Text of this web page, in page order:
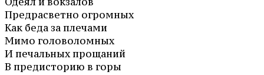
Предрасветно огромных
Как беда за плечами
Мимо головоломных
И печальных прощаний
В предисторию в горы